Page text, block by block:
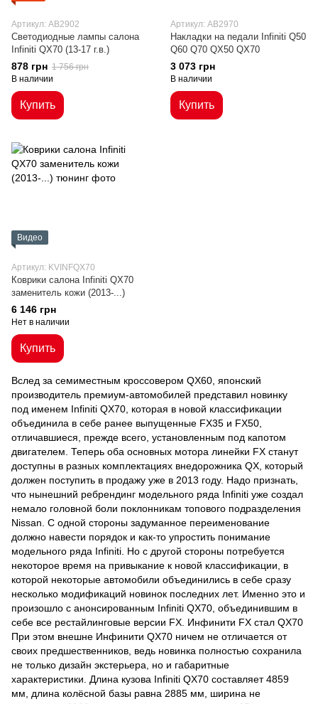
Артикул: AB2902
Светодиодные лампы салона
Infiniti QX70 (13-17 г.в.)
878 грн 1 756 грн
В наличии
Купить
Артикул: AB2970
Накладки на педали Infiniti Q50
Q60 Q70 QX50 QX70
3 073 грн
В наличии
Купить
Видео
Артикул: KVINFQX70
Коврики салона Infiniti QX70
заменитель кожи (2013-...)
6 146 грн
Нет в наличии
Купить
Вслед за семиместным кроссовером QX60, японский
производитель премиум-автомобилей представил новинку
под именем Infiniti QX70, которая в новой классификации
объединила в себе ранее выпущенные FX35 и FX50,
отличавшиеся, прежде всего, установленным под капотом
двигателем. Теперь оба основных мотора линейки FX станут
доступны в разных комплектациях внедорожника QX, который
должен поступить в продажу уже в 2013 году. Надо признать,
что нынешний ребрендинг модельного ряда Infiniti уже создал
немало головной боли поклонникам топового подразделения
Nissan. С одной стороны задуманное переименование
должно навести порядок и как-то упростить понимание
модельного ряда Infiniti. Но с другой стороны потребуется
некоторое время на привыкание к новой классификации, в
которой некоторые автомобили объединились в себе сразу
несколько модификаций новинок последних лет. Именно это и
произошло с анонсированным Infiniti QX70, объединившим в
себе все рестайлинговые версии FX. Инфинити FX стал QX70
При этом внешне Инфинити QX70 ничем не отличается от
своих предшественников, ведь новинка полностью сохранила
не только дизайн экстерьера, но и габаритные
характеристики. Длина кузова Infiniti QX70 составляет 4859
мм, длина колёсной базы равна 2885 мм, ширина не